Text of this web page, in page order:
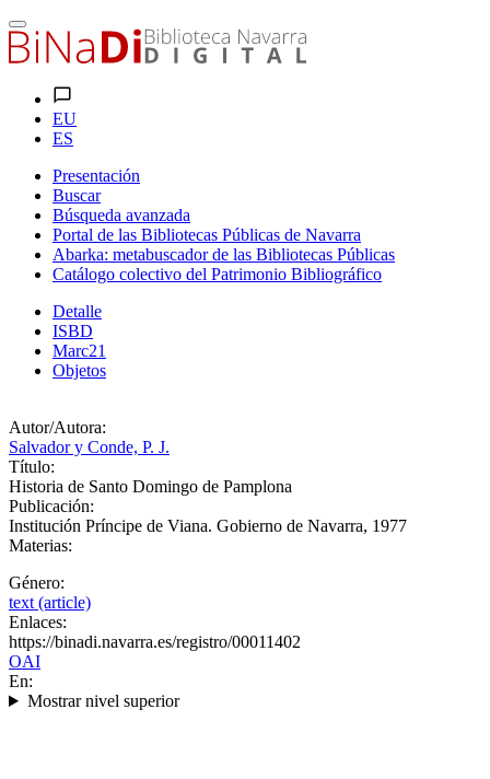
EU
ES
Presentación
Buscar
Búsqueda avanzada
Portal de las Bibliotecas Públicas de Navarra
Abarka: metabuscador de las Bibliotecas Públicas
Catálogo colectivo del Patrimonio Bibliográfico
Detalle
ISBD
Marc21
Objetos
Autor/Autora:
Salvador y Conde, P. J.
Título:
Historia de Santo Domingo de Pamplona
Publicación:
Institución Príncipe de Viana. Gobierno de Navarra, 1977
Materias:
Género:
text (article)
Enlaces:
https://binadi.navarra.es/registro/00011402
OAI
En:
Mostrar nivel superior